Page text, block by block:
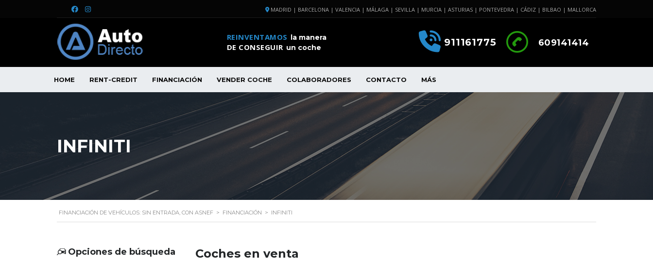
MADRID | BARCELONA | VALENCIA | MÁLAGA | SEVILLA | MURCIA | ASTURIAS | PONTEVEDRA | CÁDIZ | BILBAO | MALLORCA
REINVENTAMOS la manera
DE CONSEGUIR un coche 609141414
911161775
HOME RENT-CREDIT FINANCIACIÓN VENDER COCHE COLABORADORES CONTACTO MÁS
INFINITI
FINANCIACIÓN DE VEHÍCULOS: SIN ENTRADA, CON ASNEF > FINANCIACIÓN > INFINITI
Opciones de búsqueda Coches en venta